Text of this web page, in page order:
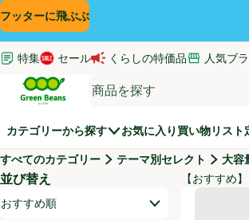
コンテンツに飛ぶ
検索に飛ぶ
フッターに飛ぶ
特集 セール くらしの特価品 人気ブ
Green Beans
カテゴリーから探す お気に入り 買い物リスト
すべてのカテゴリー テーマ別セレクト 大容
並び替え
開いて並び替えオプションのリストを見る
おすすめ順 商品リス
【おすすめ】
エステー